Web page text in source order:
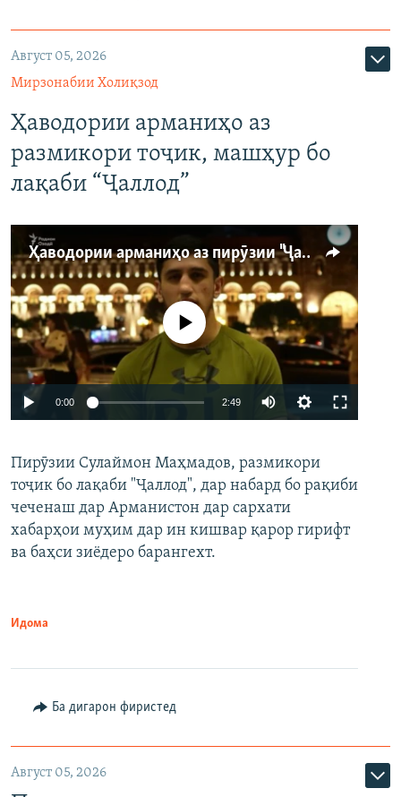
Август 05, 2026
Мирзонабии Холиқзод
Ҳаводории арманиҳо аз
размикори тоҷик, машҳур бо
лақаби “Ҷаллод”
Ҳаводории арманиҳо аз пирӯзии "Ҷаллод"-и тоҷик
Auto 240p 360p 480p
720p 1080p
Феълан кор намекунад
0:00 2:49
360p
480p
Пирӯзии Сулаймон Маҳмадов, размикори
тоҷик бо лақаби "Ҷаллод", дар набард бо рақиби
чеченаш дар Арманистон дар сархати
хабарҳои муҳим дар ин кишвар қарор гирифт
ва баҳси зиёдеро барангехт.
Идома
Ба дигарон фиристед
Август 05, 2026